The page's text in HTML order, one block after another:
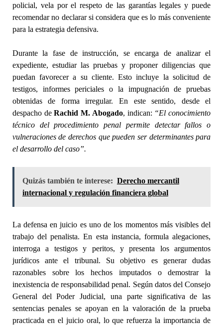
policial, vela por el respeto de las garantías legales y puede
recomendar no declarar si considera que es lo más conveniente
para la estrategia defensiva.
Durante la fase de instrucción, se encarga de analizar el
expediente, estudiar las pruebas y proponer diligencias que
puedan favorecer a su cliente. Esto incluye la solicitud de
testigos, informes periciales o la impugnación de pruebas
obtenidas de forma irregular. En este sentido, desde el
despacho deRachid M. Abogado, indican: “El conocimiento
técnico del procedimiento penal permite detectar fallos o
vulneraciones de derechos que pueden ser determinantes para
el desarrollo del caso”.
Quizás también te interese: Derecho mercantil
internacional y regulación financiera global
La defensa en juicio es uno de los momentos más visibles del
trabajo del penalista. En esta instancia, formula alegaciones,
interroga a testigos y peritos, y presenta los argumentos
jurídicos ante el tribunal. Su objetivo es generar dudas
razonables sobre los hechos imputados o demostrar la
inexistencia de responsabilidad penal. Según datos del Consejo
General del Poder Judicial, una parte significativa de las
sentencias penales se apoyan en la valoración de la prueba
practicada en el juicio oral, lo que refuerza la importancia de